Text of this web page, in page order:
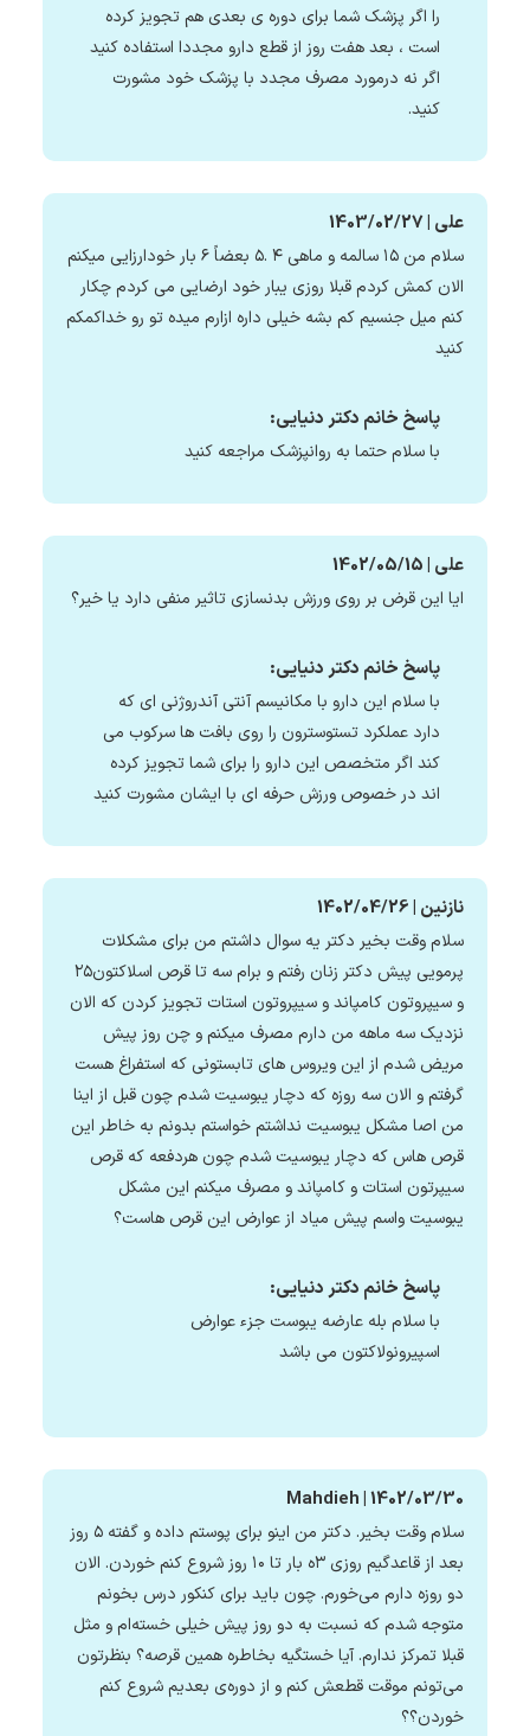
را اگر پزشک شما برای دوره ی بعدی هم تجویز کرده
است ، بعد هفت روز از قطع دارو مجددا استفاده کنید
اگر نه درمورد مصرف مجدد با پزشک خود مشورت
کنید.
علی | 1403/02/27
سلام من ۱۵ سالمه و ماهی ۴ .۵ بعضاً ۶ بار خودارزایی میکنم
الان کمش کردم قبلا روزی یبار خود ارضایی می کردم چکار
کنم میل جنسیم کم بشه خیلی داره ازارم میده تو رو خداکمکم
کنید
پاسخ خانم دکتر دنیایی:
با سلام حتما به روانپزشک مراجعه کنید
علی | 1402/05/15
ایا این قرض بر روی ورزش بدنسازی تاثیر منفی دارد یا خیر؟
پاسخ خانم دکتر دنیایی:
با سلام این دارو با مکانیسم آنتی آندروژنی ای که
دارد عملکرد تستوسترون را روی بافت ها سرکوب می
کند اگر متخصص این دارو را برای شما تجویز کرده
اند در خصوص ورزش حرفه ای با ایشان مشورت کنید
نازنین | 1402/04/26
سلام وقت بخیر دکتر یه سوال داشتم من برای مشکلات
پرمویی پیش دکتر زنان رفتم و برام سه تا قرص اسلاکتون۲۵
و سیپروتون کامپاند و سیپروتون استات تجویز کردن که الان
نزدیک سه ماهه من دارم مصرف میکنم و چن روز پیش
مریض شدم از این ویروس های تابستونی که استفراغ هست
گرفتم و الان سه روزه که دچار یبوسیت شدم چون قبل از اینا
من اصا مشکل یبوسیت نداشتم خواستم بدونم به خاطر این
قرص هاس که دچار یبوسیت شدم چون هردفعه که قرص
سیپرتون استات و کامپاند و مصرف میکنم این مشکل
یبوسیت واسم پیش میاد از عوارض این قرص هاست؟
پاسخ خانم دکتر دنیایی:
با سلام بله عارضه یبوست جزء عوارض
اسپیرونولاکتون می باشد
Mahdieh | 1402/03/30
سلام وقت بخیر. دکتر من اینو برای پوستم داده و گفته ۵ روز
بعد از قاعدگیم روزی ۳ه بار تا ۱۰ روز شروع کنم خوردن. الان
دو روزه دارم می‌خورم. چون باید برای کنکور درس بخونم
متوجه شدم که نسبت به دو روز پیش خیلی خسته‌ام و مثل
قبلا تمرکز ندارم. آیا خستگیه بخاطره همین قرصه؟ بنظرتون
می‌تونم موقت قطعش کنم و از دوره‌ی بعدیم شروع کنم
خوردن؟؟